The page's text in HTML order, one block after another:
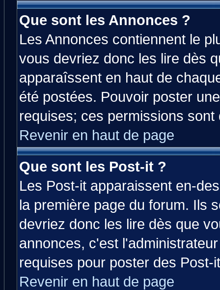
Que sont les Annonces ?
Les Annonces contiennent le
vous devriez donc les lire dès
apparaîssent en haut de
été postées. Pouvoir poster
requises; ces permissions
Revenir en haut de page
Que sont les Post-it ?
Les Post-it apparaissent en-
la première page du forum. Ils
devriez donc les lire dès que
annonces, c'est
requises pour poster des Post-
Revenir en haut de page